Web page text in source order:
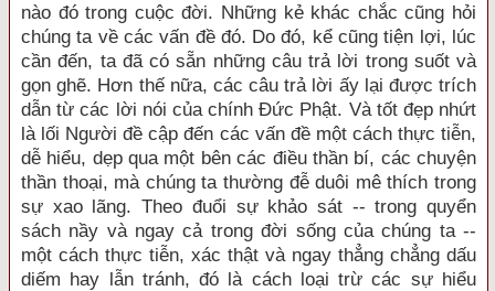
nào đó trong cuộc đời. Những kẻ khác chắc cũng hỏi
chúng ta về các vấn đề đó. Do đó, kể cũng tiện lợi, lúc
cần đến, ta đã có sẵn những câu trả lời trong suốt và
gọn ghẽ. Hơn thế nữa, các câu trả lời ấy lại được trích
dẫn từ các lời nói của chính Ðức Phật. Và tốt đẹp nhứt
là lối Người đề cập đến các vấn đề một cách thực tiễn,
dễ hiểu, dẹp qua một bên các điều thần bí, các chuyện
thần thoại, mà chúng ta thường đễ duôi mê thích trong
sự xao lãng. Theo đuổi sự khảo sát -- trong quyển
sách nầy và ngay cả trong đời sống của chúng ta --
một cách thực tiễn, xác thật và ngay thẳng chẳng dấu
diếm hay lẫn tránh, đó là cách loại trừ các sự hiểu